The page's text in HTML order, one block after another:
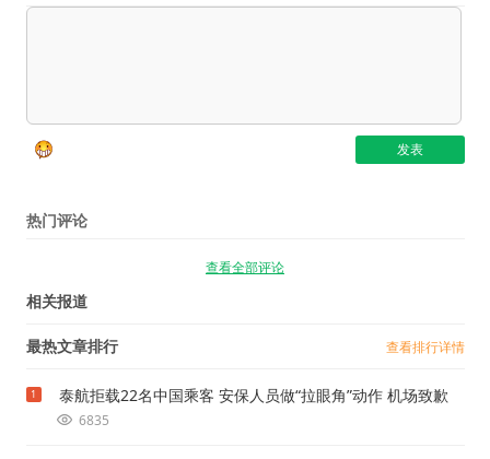
热门评论
查看全部评论
相关报道
最热文章排行 查看排行详情
1 泰航拒载22名中国乘客 安保人员做“拉眼角”动作 机场致歉
6835